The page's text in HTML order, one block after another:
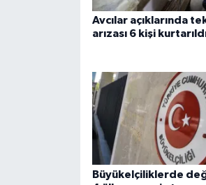
Avcılar açıklarında
arızası 6 kişi
Büyükelçiliklerde